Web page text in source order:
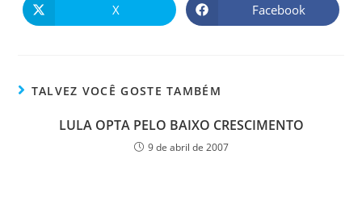
X Facebook
TALVEZ VOCÊ GOSTE TAMBÉM
LULA OPTA PELO BAIXO CRESCIMENTO
9 de abril de 2007